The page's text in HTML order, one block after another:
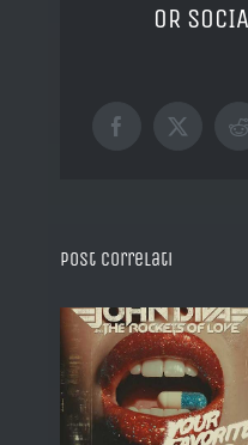
OR
Facebook
X
Post correlati